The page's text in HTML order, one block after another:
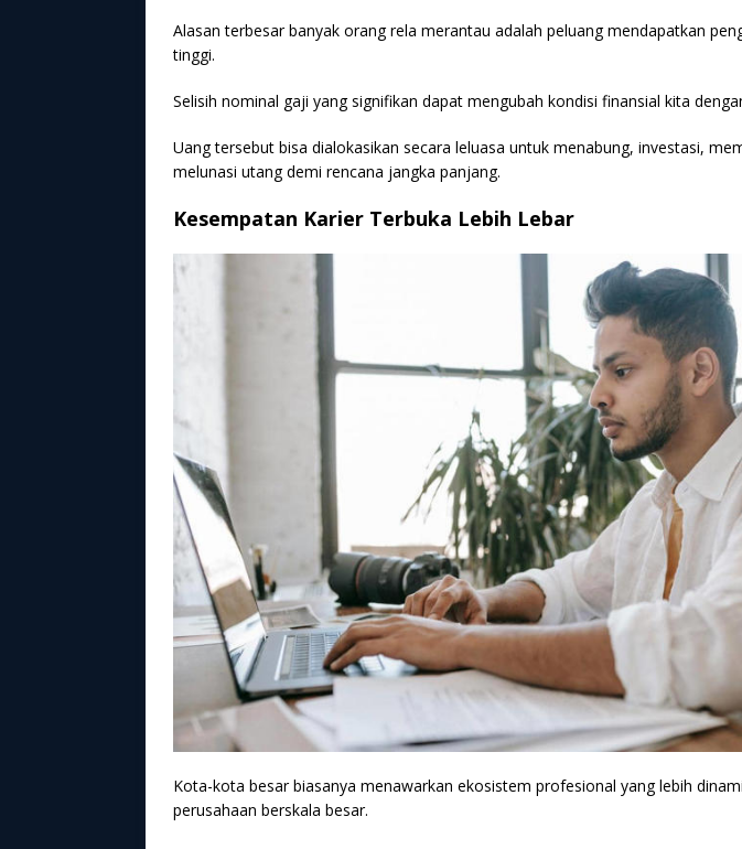
Alasan terbesar banyak orang rela merantau adalah peluang mendapatkan
tinggi.
Selisih nominal gaji yang signifikan dapat mengubah kondisi finansial kita
Uang tersebut bisa dialokasikan secara leluasa untuk menabung, investasi,
melunasi utang demi rencana jangka panjang.
Kesempatan Karier Terbuka Lebih Lebar
Kota-kota besar biasanya menawarkan ekosistem profesional yang lebih
perusahaan berskala besar.